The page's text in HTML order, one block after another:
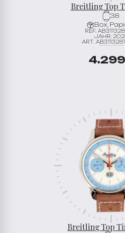
Breitling Top
38
Box,
REF.
JAHR:
ART.
4.299
Breitling Top